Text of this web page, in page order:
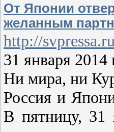
От Японии
желанным
http://
31 января
Ни мира, ни
Россия и
В пятницу, 31